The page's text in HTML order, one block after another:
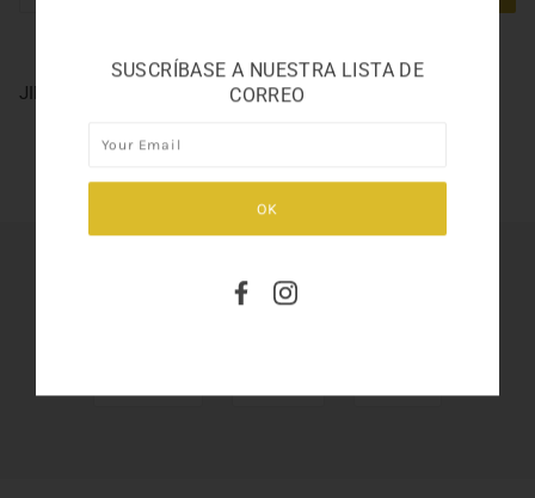
JIMMY CHOO WOMAN 3.3
SHARE THIS
SUSCRÍBASE A NUESTRA LISTA DE
CORREO